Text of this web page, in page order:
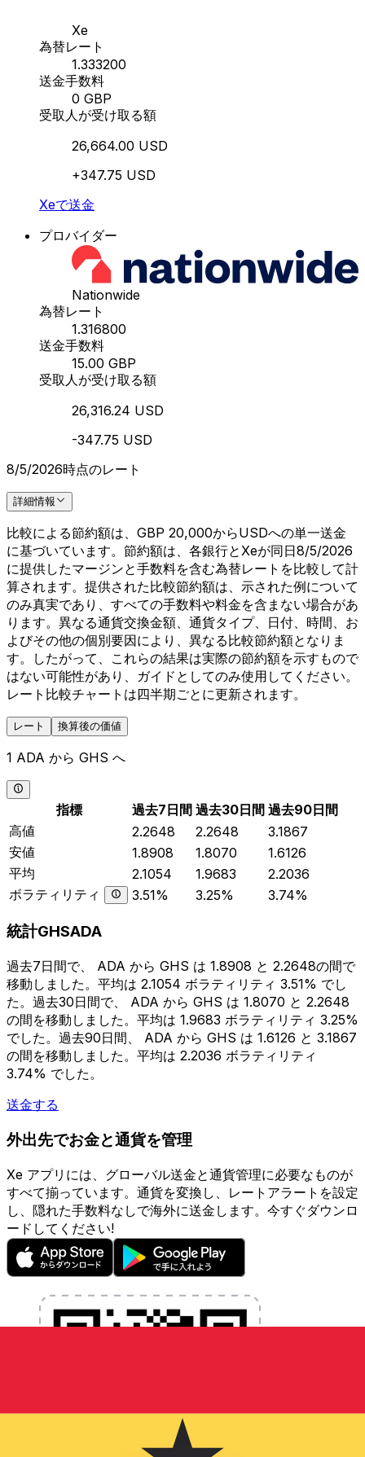
Xe
為替レート
1.333200
送金手数料
0 GBP
受取人が受け取る額
26,664.00 USD
+347.75 USD
Xeで送金
プロバイダー
Nationwide
為替レート
1.316800
送金手数料
15.00 GBP
受取人が受け取る額
26,316.24 USD
-347.75 USD
8/5/2026時点のレート
詳細情報
比較による節約額は、GBP 20,000からUSDへの単一送金
に基づいています。節約額は、各銀行とXeが同日8/5/2026
に提供したマージンと手数料を含む為替レートを比較して計
算されます。提供された比較節約額は、示された例について
のみ真実であり、すべての手数料や料金を含まない場合があ
ります。異なる通貨交換金額、通貨タイプ、日付、時間、お
よびその他の個別要因により、異なる比較節約額となりま
す。したがって、これらの結果は実際の節約額を示すもので
はない可能性があり、ガイドとしてのみ使用してください。
レート比較チャートは四半期ごとに更新されます。
レート 換算後の価値
1 ADA から GHS へ
指標 過去7日間 過去30日間 過去90日間
高値
2.2648 2.2648
3.1867
安値
1.8908 1.8070
1.6126
平均
2.1054 1.9683
2.2036
ボラティリティ
3.51% 3.25% 3.74%
統計GHSADA
過去7日間で、 ADA から GHS は 1.8908 と 2.2648の間で
移動しました。平均は 2.1054 ボラティリティ 3.51% でし
た。過去30日間で、 ADA から GHS は 1.8070 と 2.2648
の間を移動しました。平均は 1.9683 ボラティリティ 3.25%
でした。過去90日間、 ADA から GHS は 1.6126 と 3.1867
の間を移動しました。平均は 2.2036 ボラティリティ
3.74% でした。
送金する
外出先でお金と通貨を管理
Xe アプリには、グローバル送金と通貨管理に必要なものが
すべて揃っています。通貨を変換し、レートアラートを設定
し、隠れた手数料なしで海外に送金します。今すぐダウンロ
ードしてください!